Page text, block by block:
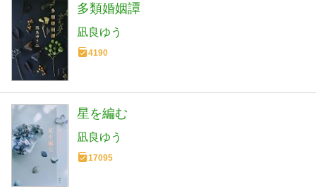
多類婚姻譚
凪良ゆう
4190
星を編む
凪良ゆう
17095